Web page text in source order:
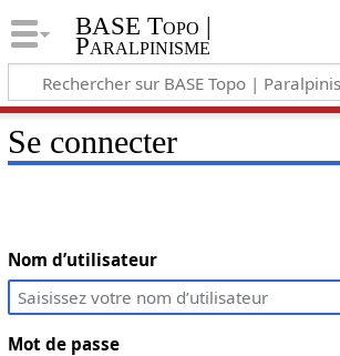
BASE Topo |
Paralpinisme
Se connecter
Nom d’utilisateur
Mot de passe